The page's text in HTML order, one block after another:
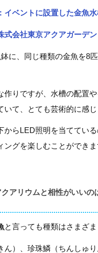
イベントに設置した金魚
式会社東京アクアガーデン
に、同じ種類の金魚を8
作りですが、水槽の配置
いて、とても芸術的に感じ
からLED照明を当ててい
ングを楽しむことができま
アリウムと相性がいいの
と言っても種類はさまざま
ん）、珍珠鱗（ちんしゅ